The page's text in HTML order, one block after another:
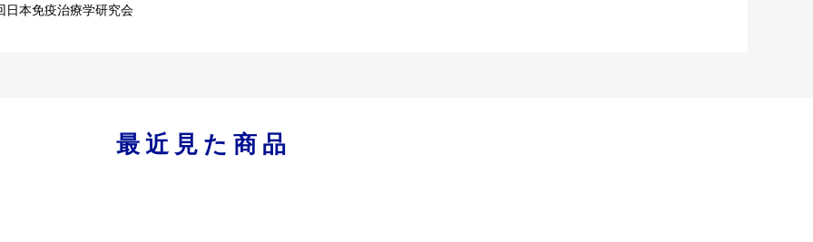
本免疫治療学研究会
最近見た商品